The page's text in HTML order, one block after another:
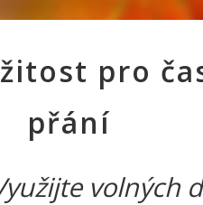
pro
přání
volných